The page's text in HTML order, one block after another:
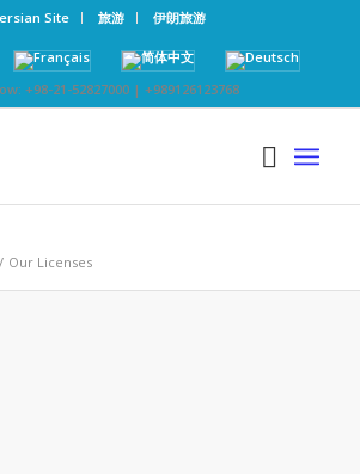
Site 旅游 伊朗旅游
+98-21-52827000 | +989126123768
/ Our Licenses